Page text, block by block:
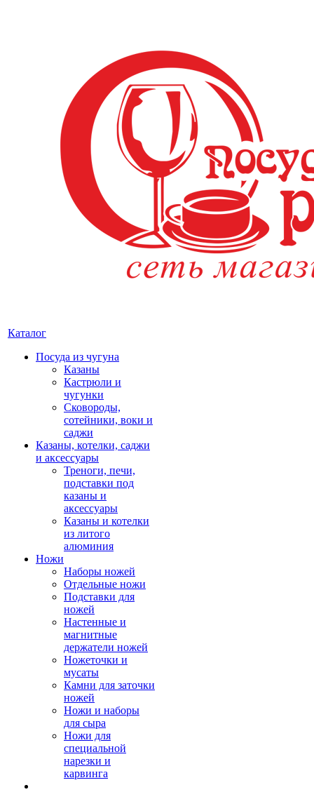
Каталог
Посуда из чугуна
Казаны
Кастрюли и
чугунки
Сковороды,
сотейники, воки и
саджи
Казаны, котелки, саджи
и аксессуары
Треноги, печи,
подставки под
казаны и
аксессуары
Казаны и котелки
из литого
алюминия
Ножи
Наборы ножей
Отдельные ножи
Подставки для
ножей
Настенные и
магнитные
держатели ножей
Ножеточки и
мусаты
Камни для заточки
ножей
Ножи и наборы
для сыра
Ножи для
специальной
нарезки и
карвинга